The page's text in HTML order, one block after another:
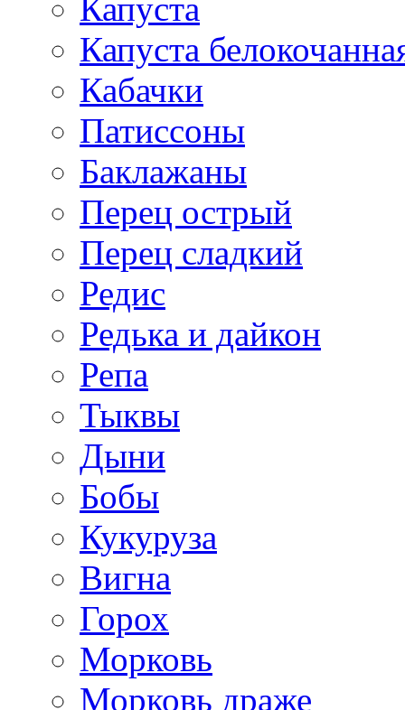
Капуста
Капуста
Кабачки
Патиссоны
Баклажаны
Перец острый
Перец сладкий
Редис
Редька и дайкон
Репа
Тыквы
Дыни
Бобы
Кукуруза
Вигна
Горох
Морковь
Морковь драже